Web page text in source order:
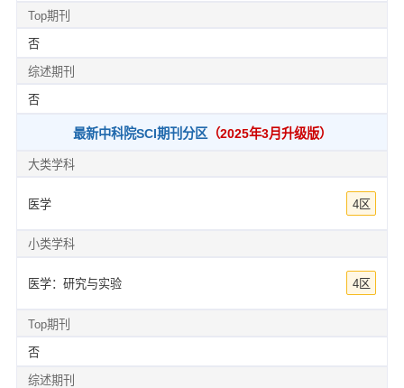
Top期刊
否
综述期刊
否
最新中科院SCI期刊分区 （2025年3月升级版）
大类学科
医学 4区
小类学科
医学：研究与实验 4区
Top期刊
否
综述期刊